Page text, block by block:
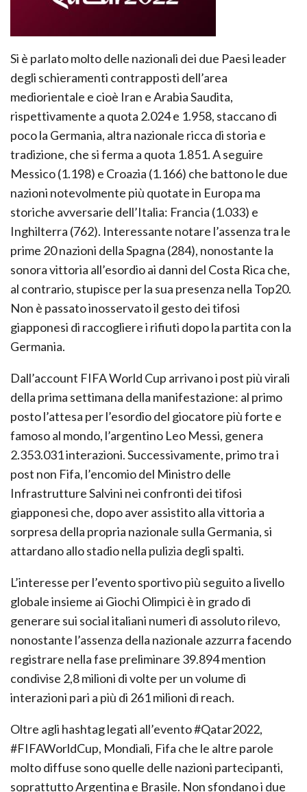
Si è parlato molto delle nazionali dei due Paesi leader
degli schieramenti contrapposti dell’area
mediorientale e cioè Iran e Arabia Saudita,
rispettivamente a quota 2.024 e 1.958, staccano di
poco la Germania, altra nazionale ricca di storia e
tradizione, che si ferma a quota 1.851. A seguire
Messico (1.198) e Croazia (1.166) che battono le due
nazioni notevolmente più quotate in Europa ma
storiche avversarie dell’Italia: Francia (1.033) e
Inghilterra (762). Interessante notare l’assenza tra le
prime 20 nazioni della Spagna (284), nonostante la
sonora vittoria all’esordio ai danni del Costa Rica che,
al contrario, stupisce per la sua presenza nella Top20.
Non è passato inosservato il gesto dei tifosi
giapponesi di raccogliere i rifiuti dopo la partita con la
Germania.
Dall’account FIFA World Cup arrivano i post più virali
della prima settimana della manifestazione: al primo
posto l’attesa per l’esordio del giocatore più forte e
famoso al mondo, l’argentino Leo Messi, genera
2.353.031 interazioni. Successivamente, primo tra i
post non Fifa, l’encomio del Ministro delle
Infrastrutture Salvini nei confronti dei tifosi
giapponesi che, dopo aver assistito alla vittoria a
sorpresa della propria nazionale sulla Germania, si
attardano allo stadio nella pulizia degli spalti.
L’interesse per l’evento sportivo più seguito a livello
globale insieme ai Giochi Olimpici è in grado di
generare sui social italiani numeri di assoluto rilevo,
nonostante l’assenza della nazionale azzurra facendo
registrare nella fase preliminare 39.894 mention
condivise 2,8 milioni di volte per un volume di
interazioni pari a più di 261 milioni di reach.
Oltre agli hashtag legati all’evento #Qatar2022,
#FIFAWorldCup, Mondiali, Fifa che le altre parole
molto diffuse sono quelle delle nazioni partecipanti,
soprattutto Argentina e Brasile. Non sfondano i due